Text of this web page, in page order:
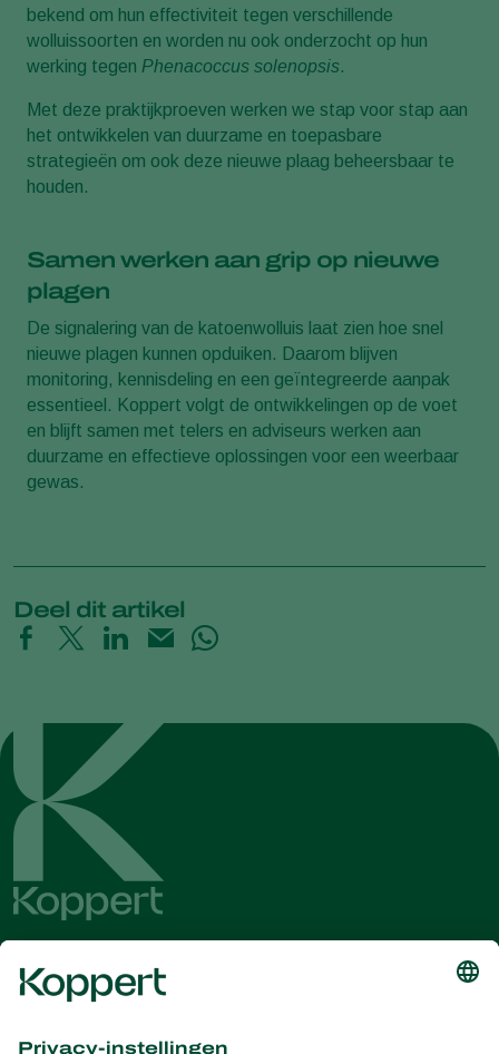
bekend om hun effectiviteit tegen verschillende
wolluissoorten en worden nu ook onderzocht op hun
werking tegen Phenacoccus solenopsis.
Met deze praktijkproeven werken we stap voor stap aan
het ontwikkelen van duurzame en toepasbare
strategieën om ook deze nieuwe plaag beheersbaar te
houden.
Samen werken aan grip op nieuwe
plagen
De signalering van de katoenwolluis laat zien hoe snel
nieuwe plagen kunnen opduiken. Daarom blijven
monitoring, kennisdeling en een geïntegreerde aanpak
essentieel. Koppert volgt de ontwikkelingen op de voet
en blijft samen met telers en adviseurs werken aan
duurzame en effectieve oplossingen voor een weerbaar
gewas.
Deel dit artikel
Ontvang het laatste nieuws en
informatie